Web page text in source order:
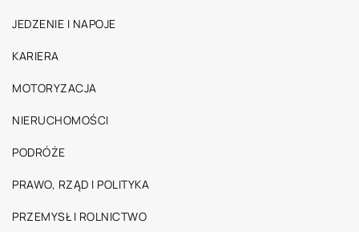
JEDZENIE I NAPOJE
KARIERA
MOTORYZACJA
NIERUCHOMOŚCI
PODRÓŻE
PRAWO, RZĄD I POLITYKA
PRZEMYSŁ I ROLNICTWO